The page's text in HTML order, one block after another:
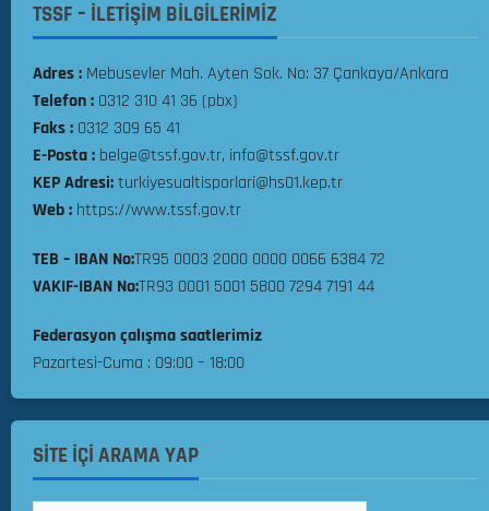
i
y
o
a
s
ı
M
i
l
i
a
k
m
e
e
e
k
t
i
r
0
TSSF – İLETİŞİM BİLGİLERİMİZ
Adres : Mebusevler Mah. Ayten Sok. No: 37 Çankaya/Ankara
Telefon : 0312 310 41 36 (pbx)
Faks : 0312 309 65 41
E-Posta : belge@tssf.gov.tr, info@tssf.gov.tr
KEP Adresi:turkiyesualtisporlari@hs01.kep.tr
Web : https://www.tssf.gov.tr
TEB – IBAN No:TR95 0003 2000 0000 0066 6384 72
VAKIF-IBAN No:TR93 0001 5001 5800 7294 7191 44
Federasyon çalışma saatlerimiz
Pazartesi-Cuma : 09:00 – 18:00
SİTE İÇİ ARAMA YAP